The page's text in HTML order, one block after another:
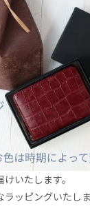
いたします。
ッピングいたしま